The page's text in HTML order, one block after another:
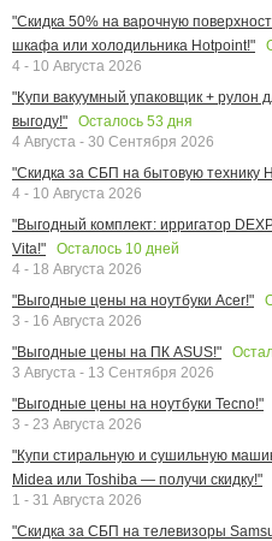
"Скидка 50% на варочную
шкафа или холодильника Hotpoint!"
4 - 10 Августа 2026
"Купи вакуумный упаковщик + рулон
выгоду!"
Осталось 53 дня
4 Августа - 30 Сентября 2026
"Скидка за СБП на бытовую технику
4 - 10 Августа 2026
"Выгодный комплект: ирригатор
Vita!"
Осталось 10 дней
4 - 18 Августа 2026
"Выгодные цены на ноутбуки Acer!"
3 - 16 Августа 2026
"Выгодные цены на ПК ASUS!"
3 Августа - 13 Сентября 2026
"Выгодные цены на ноутбуки Tecno!"
3 - 23 Августа 2026
"Купи стиральную и сушильную
Midea или Toshiba — получи скидку!"
1 - 31 Августа 2026
"Скидка за СБП на телевизоры